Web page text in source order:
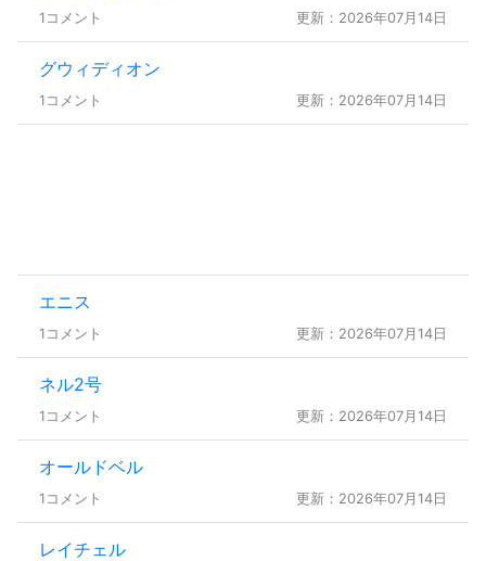
1コメント 更新：2026年07月14日
グウィディオン
1コメント 更新：2026年07月14日
エニス
1コメント 更新：2026年07月14日
ネル2号
1コメント 更新：2026年07月14日
オールドベル
1コメント 更新：2026年07月14日
レイチェル